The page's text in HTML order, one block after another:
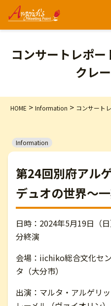
財団活動
公演情報
会場アクセス
このサイトについて
お問い合わせ
English
コンサートレポ
クレ
HOME > Information > コンサート
Information
第24回別府アル
デュオの世界～
日時：2024年5月19日（
分終演
会場：iichiko総合文化セ
タ（大分市）
出演：マルタ・アルゲリ